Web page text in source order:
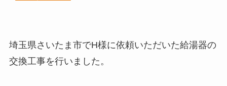
埼玉県さいたま市でH様に依頼いただいた給湯器の
交換工事を行いました。